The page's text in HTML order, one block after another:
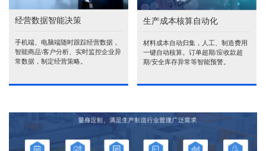
经营数据智能决策
手机端、电脑端随时跟踪经营数据，
智能商品\客户分析、实时监控企业异
常数据，制定经营策略。
生产成本核算自动化
材料成本自动归集，人工、制造费用
一键自动核算。订单超期/应收款超
期/安全库存异常等智能预警。